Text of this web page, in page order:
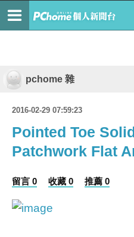
pchome 雜
2016-02-29 07:59:23
Pointed Toe
Patchwork Flat
留言 0 收藏 0 推薦 0